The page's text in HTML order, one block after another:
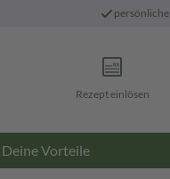
persönliche
Rezept einlösen
Deine Vorteile